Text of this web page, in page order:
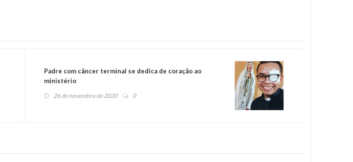
Padre com câncer terminal se dedica de coração ao
ministério
26 de novembro de 2020 0